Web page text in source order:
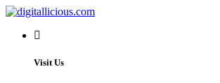
Skip
content
digitallicious.com
Sharing Digital Information
Visit Us